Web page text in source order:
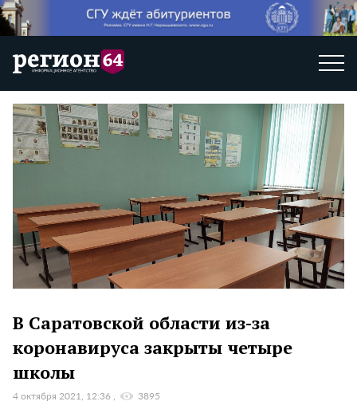
В Саратовской области из-за
коронавируса закрыты четыре
школы
4 октября 2021, 12:36 3895